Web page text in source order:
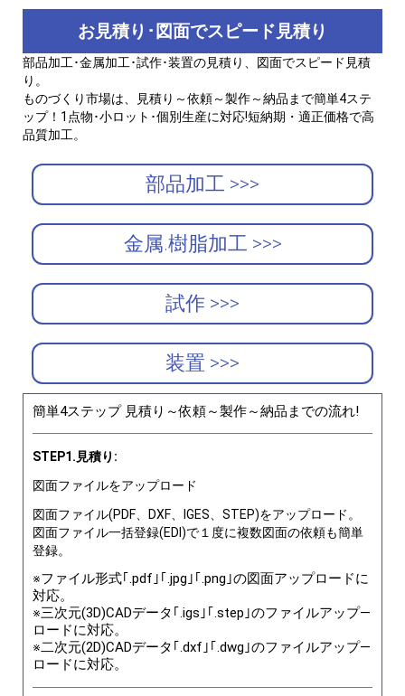
お見積り･図面でスピード見積り
部品加工･金属加工･試作･装置の見積り、図面でスピード見積
り。
ものづくり市場は、見積り～依頼～製作～納品まで簡単4ステ
ップ！1点物･小ロット･個別生産に対応!短納期・適正価格で高
品質加工。
部品加工 >>>
金属.樹脂加工 >>>
試作 >>>
装置 >>>
簡単4ステップ 見積り～依頼～製作～納品までの流れ!
STEP1.見積り:
図面ファイルをアップロード
図面ファイル(PDF、DXF、IGES、STEP)をアップロード。
図面ファイル一括登録(EDI)で１度に複数図面の依頼も簡単
登録。
※ファイル形式｢.pdf｣｢.jpg｣｢.png｣の図面アップロードに
対応。
※三次元(3D)CADデータ｢.igs｣｢.step｣のファイルアップ―
ロードに対応。
※二次元(2D)CADデータ｢.dxf｣｢.dwg｣のファイルアップ―
ロードに対応。